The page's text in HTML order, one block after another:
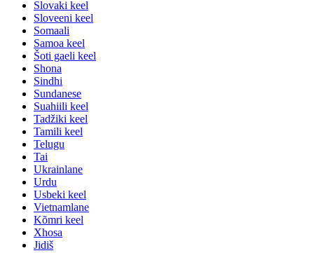
Slovaki keel
Sloveeni keel
Somaali
Samoa keel
Šoti gaeli keel
Shona
Sindhi
Sundanese
Suahiili keel
Tadžiki keel
Tamili keel
Telugu
Tai
Ukrainlane
Urdu
Usbeki keel
Vietnamlane
Kõmri keel
Xhosa
Jidiš